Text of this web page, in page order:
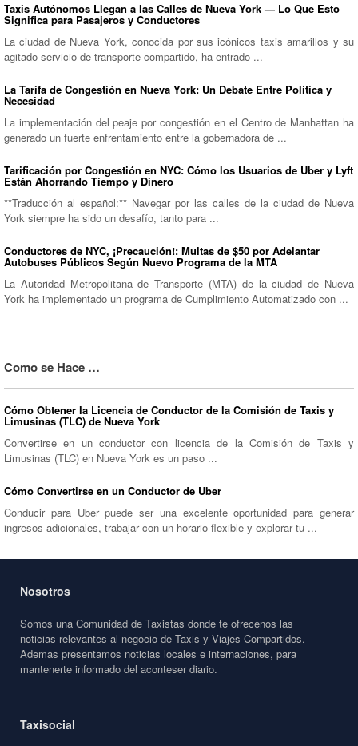
Taxis Autónomos Llegan a las Calles de Nueva York — Lo Que Esto
Significa para Pasajeros y Conductores
La ciudad de Nueva York, conocida por sus icónicos taxis amarillos y su
agitado servicio de transporte compartido, ha entrado ...
La Tarifa de Congestión en Nueva York: Un Debate Entre Política y
Necesidad
La implementación del peaje por congestión en el Centro de Manhattan ha
generado un fuerte enfrentamiento entre la gobernadora de ...
Tarificación por Congestión en NYC: Cómo los Usuarios de Uber y Lyft
Están Ahorrando Tiempo y Dinero
**Traducción al español:** Navegar por las calles de la ciudad de Nueva
York siempre ha sido un desafío, tanto para ...
Conductores de NYC, ¡Precaución!: Multas de $50 por Adelantar
Autobuses Públicos Según Nuevo Programa de la MTA
La Autoridad Metropolitana de Transporte (MTA) de la ciudad de Nueva
York ha implementado un programa de Cumplimiento Automatizado con ...
Como se Hace …
Cómo Obtener la Licencia de Conductor de la Comisión de Taxis y
Limusinas (TLC) de Nueva York
Convertirse en un conductor con licencia de la Comisión de Taxis y
Limusinas (TLC) en Nueva York es un paso ...
Cómo Convertirse en un Conductor de Uber
Conducir para Uber puede ser una excelente oportunidad para generar
ingresos adicionales, trabajar con un horario flexible y explorar tu ...
Nosotros
Somos una Comunidad de Taxistas donde te ofrecenos las
noticias relevantes al negocio de Taxis y Viajes Compartidos.
Ademas presentamos noticias locales e internaciones, para
mantenerte informado del aconteser diario.
Taxisocial